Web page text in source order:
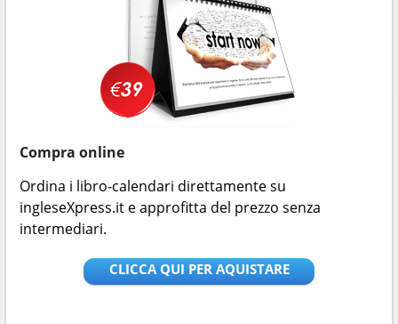
Compra online
Ordina i libro-calendari direttamente su
ingleseXpress.it e approfitta del prezzo senza
intermediari.
CLICCA QUI PER AQUISTARE